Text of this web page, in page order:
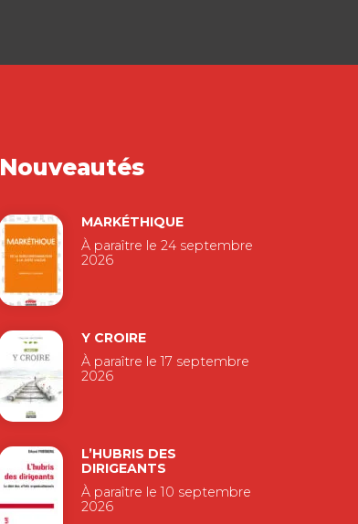
Nouveautés
MARKÉTHIQUE
À paraître le 24 septembre
2026
Y CROIRE
À paraître le 17 septembre
2026
L’HUBRIS DES
DIRIGEANTS
À paraître le 10 septembre
2026